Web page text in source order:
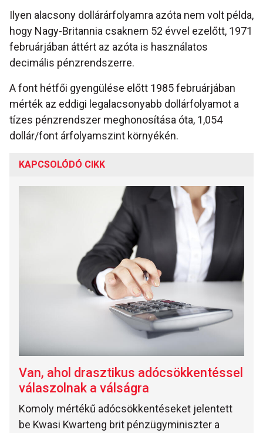
Ilyen alacsony dollárárfolyamra azóta nem volt példa,
hogy Nagy-Britannia csaknem 52 évvel ezelőtt, 1971
februárjában áttért az azóta is használatos
decimális pénzrendszerre.
A font hétfői gyengülése előtt 1985 februárjában
mérték az eddigi legalacsonyabb dollárfolyamot a
tízes pénzrendszer meghonosítása óta, 1,054
dollár/font árfolyamszint környékén.
KAPCSOLÓDÓ CIKK
Van, ahol drasztikus adócsökkentéssel
válaszolnak a válságra
Komoly mértékű adócsökkentéseket jelentett
be Kwasi Kwarteng brit pénzügyminiszter a